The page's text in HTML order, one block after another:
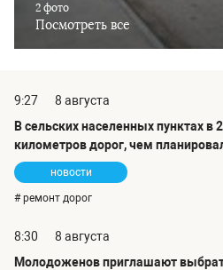
2 фото
Посмотреть все
9:27
8 августа
В сельских населенных пунктах в
километров дорог, чем
новости
# ремонт дорог
8:30
8 августа
Молодоженов приглашают